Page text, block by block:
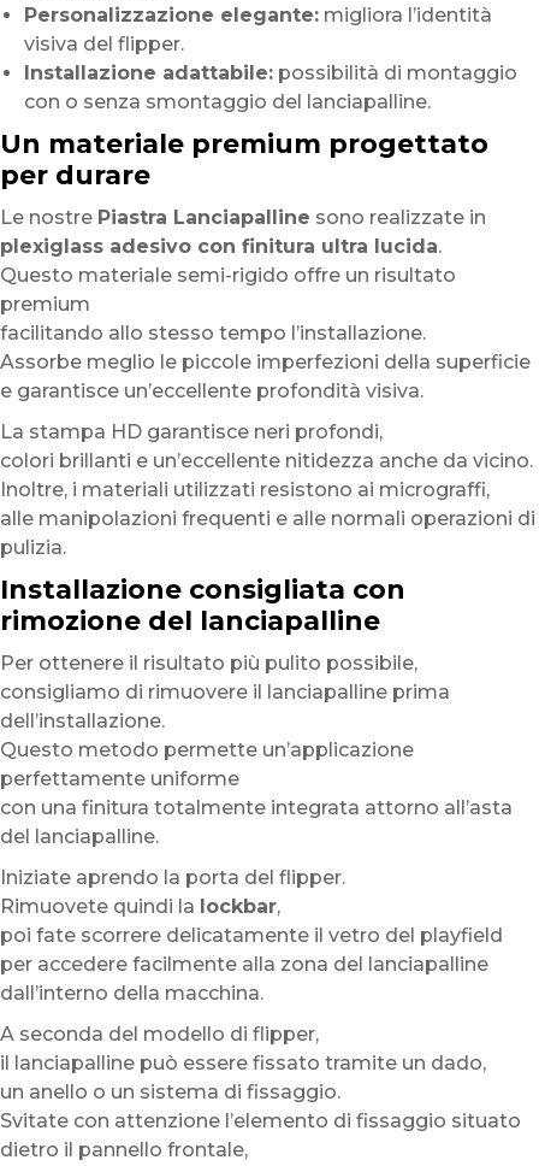
Personalizzazione elegante: migliora l’identità
visiva del flipper.
Installazione adattabile: possibilità di montaggio
con o senza smontaggio del lanciapalline.
Un materiale premium progettato
per durare
Le nostre Piastra Lanciapalline sono realizzate in
plexiglass adesivo con finitura ultra lucida.
Questo materiale semi-rigido offre un risultato
premium
facilitando allo stesso tempo l’installazione.
Assorbe meglio le piccole imperfezioni della superficie
e garantisce un’eccellente profondità visiva.
La stampa HD garantisce neri profondi,
colori brillanti e un’eccellente nitidezza anche da vicino.
Inoltre, i materiali utilizzati resistono ai micrograffi,
alle manipolazioni frequenti e alle normali operazioni di
pulizia.
Installazione consigliata con
rimozione del lanciapalline
Per ottenere il risultato più pulito possibile,
consigliamo di rimuovere il lanciapalline prima
dell’installazione.
Questo metodo permette un’applicazione
perfettamente uniforme
con una finitura totalmente integrata attorno all’asta
del lanciapalline.
Iniziate aprendo la porta del flipper.
Rimuovete quindi la lockbar,
poi fate scorrere delicatamente il vetro del playfield
per accedere facilmente alla zona del lanciapalline
dall’interno della macchina.
A seconda del modello di flipper,
il lanciapalline può essere fissato tramite un dado,
un anello o un sistema di fissaggio.
Svitate con attenzione l’elemento di fissaggio situato
dietro il pannello frontale,